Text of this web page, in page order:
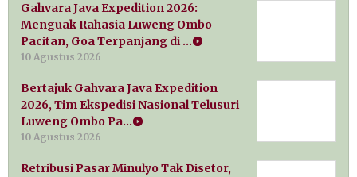
Gahvara Java Expedition 2026:
Menguak Rahasia Luweng Ombo
Pacitan, Goa Terpanjang di …
10 Agustus 2026
Bertajuk Gahvara Java Expedition
2026, Tim Ekspedisi Nasional Telusuri
Luweng Ombo Pa…
10 Agustus 2026
Retribusi Pasar Minulyo Tak Disetor,